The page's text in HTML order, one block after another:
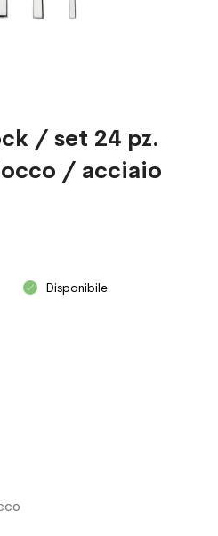
/ set 24 pz.
/ acciaio
Disponibile